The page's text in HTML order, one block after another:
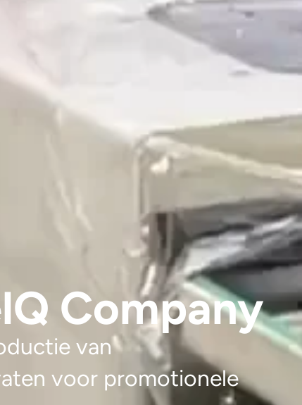
Company
van
voor promotionele